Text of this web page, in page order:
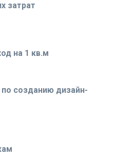
затрат
на 1 кв.м
созданию дизайн-